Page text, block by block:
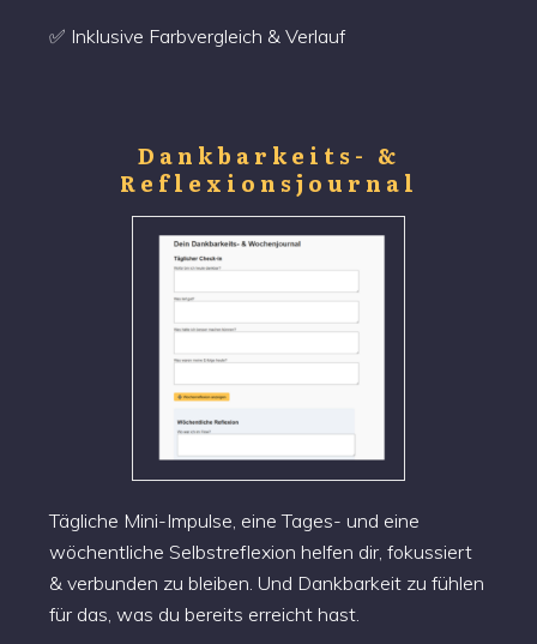
✅ Inklusive Farbvergleich & Verlauf
Dankbarkeits- &
Reflexionsjournal
Tägliche Mini-Impulse, eine Tages- und eine
wöchentliche Selbstreflexion helfen dir, fokussiert
& verbunden zu bleiben. Und Dankbarkeit zu fühlen
für das, was du bereits erreicht hast.